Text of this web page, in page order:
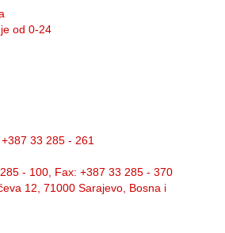
od 0-24
33 285 - 261
- 100, Fax: +387 33 285 - 370
12, 71000 Sarajevo, Bosna i